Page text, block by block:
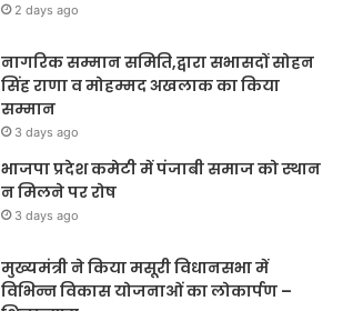
2 days ago
नागरिक सम्मान समिति,द्वारा सभासदों सोहन
सिंह राणा व मोहम्मद अखलाक का किया
सम्मान
3 days ago
भाजपा प्रदेश कमेटी में पंजाबी समाज को स्थान
न मिलने पर रोष
3 days ago
मुख्यमंत्री ने किया मसूरी विधानसभा में
विभिन्न विकास योजनाओं का लोकार्पण –